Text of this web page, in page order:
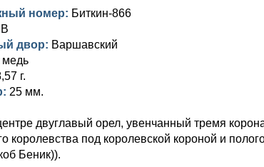
номер: Биткин-866
IB
двор: Варшавский
медь
г.
25 мм.
двуглавый орел, увенчанный тремя
королевства под королевской короной и
Беник)).